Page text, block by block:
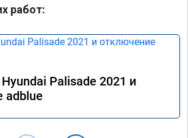
работ:
Palisade 2021 и
adblue